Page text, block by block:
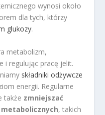
wynosi około
dla tych, którzy
glukozy.
metabolizm,
i regulując pracę jelit.
składniki odżywcze
energii. Regularne
także zmniejszać
, takich